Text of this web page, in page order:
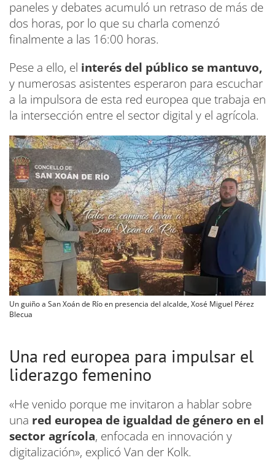
paneles y debates acumuló un retraso de más de
dos horas, por lo que su charla comenzó
finalmente a las 16:00 horas.
Pese a ello, el interés del público se mantuvo,
y numerosas asistentes esperaron para escuchar
a la impulsora de esta red europea que trabaja en
la intersección entre el sector digital y el agrícola.
Un guiño a San Xoán de Río en presencia del alcalde, Xosé Miguel Pérez
Blecua
Una red europea para impulsar el
liderazgo femenino
«He venido porque me invitaron a hablar sobre
una red europea de igualdad de género en el
sector agrícola, enfocada en innovación y
digitalización», explicó Van der Kolk.